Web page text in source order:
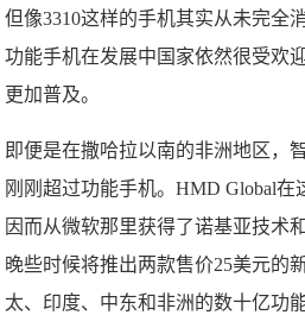
但像3310这样的手机其实从未完全
功能手机在发展中国家依然很受欢
更加普及。
即便是在撒哈拉以南的非洲地区，
刚刚超过功能手机。HMD Global在
因而从微软那里获得了诺基亚技术
晚些时候将推出两款售价25美元的
太、印度、中东和非洲的数十亿功